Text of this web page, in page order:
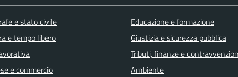
e stato civile
e tempo libero
e commercio
Educazione e formazione
Giustizia e sicurezza pubblica
Tributi, finanze e
Ambiente